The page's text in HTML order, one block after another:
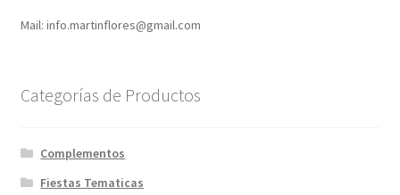
Mail: info.martinflores@gmail.com
Categorías de Productos
Complementos
Fiestas Tematicas